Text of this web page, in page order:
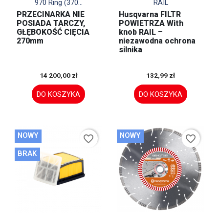
970 Ring (370...
PRZECINARKA NIE
POSIADA TARCZY,
GŁĘBOKOŚĆ CIĘCIA
270mm
14 200,00 zł
DO KOSZYKA
RAIL
Husqvarna FILTR
POWIETRZA With
knob RAIL –
niezawodna ochrona
silnika
132,99 zł
DO KOSZYKA
NOWY
BRAK
favorite_border NOWY favorite_border